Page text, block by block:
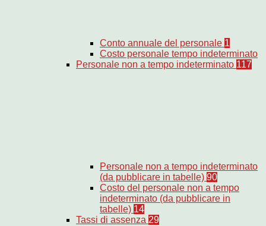
Conto annuale del personale 1
Costo personale tempo indeterminato
Personale non a tempo indeterminato 117
Personale non a tempo indeterminato
(da pubblicare in tabelle) 90
Costo del personale non a tempo
indeterminato (da pubblicare in
tabelle) 14
Tassi di assenza 29